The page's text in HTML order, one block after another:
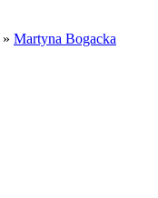
» Martyna Bogacka